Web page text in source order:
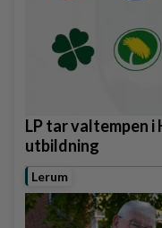
LP tar valtempen i
utbildning
Lerum